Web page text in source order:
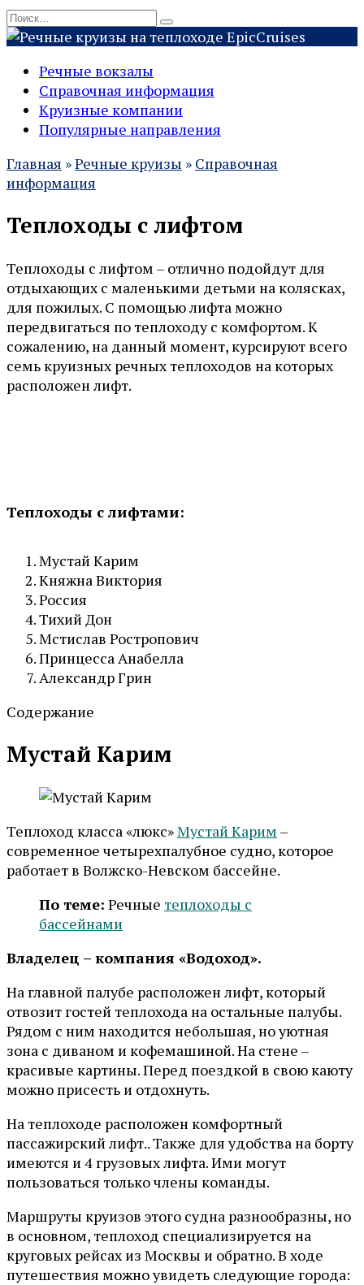
Перейти
к
Search
for:
EpicCruises
Речные вокзалы
Справочная информация
Круизные компании
Популярные направления
Главная »Речные круизы » Справочная
информация
Теплоходы с лифтом
Теплоходы с лифтом – отлично подойдут для
отдыхающих с маленькими детьми на колясках,
для пожилых. С помощью лифта можно
передвигаться по теплоходу с комфортом. К
сожалению, на данный момент, курсируют всего
семь круизных речных теплоходов на которых
расположен лифт.
Теплоходы с лифтами:
Мустай Карим
Княжна Виктория
Россия
Тихий Дон
Мстислав Ростропович
Принцесса Анабелла
Александр Грин
Содержание
Мустай Карим
Теплоход класса «люкс»Мустай Карим –
современное четырехпалубное судно, которое
работает в Волжско-Невском бассейне.
По теме: Речные теплоходы с
бассейнами
Владелец – компания «Водоход».
На главной палубе расположен лифт, который
отвозит гостей теплохода на остальные палубы.
Рядом с ним находится небольшая, но уютная
зона с диваном и кофемашиной. На стене –
красивые картины. Перед поездкой в свою каюту
можно присесть и отдохнуть.
На теплоходе расположен комфортный
пассажирский лифт.. Также для удобства на борту
имеются и 4 грузовых лифта. Ими могут
пользоваться только члены команды.
Маршруты круизов этого судна разнообразны, но
в основном, теплоход специализируется на
круговых рейсах из Москвы и обратно. В ходе
путешествия можно увидеть следующие города: